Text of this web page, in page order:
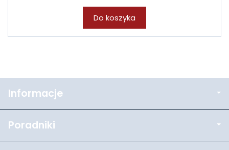
Do koszyka
Informacje
Poradniki